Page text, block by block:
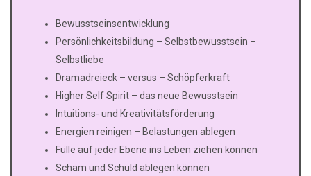
Bewusstseinsentwicklung
Persönlichkeitsbildung – Selbstbewusstsein –
Selbstliebe
Dramadreieck – versus – Schöpferkraft
Higher Self Spirit – das neue Bewusstsein
Intuitions- und Kreativitätsförderung
Energien reinigen – Belastungen ablegen
Fülle auf jeder Ebene ins Leben ziehen können
Scham und Schuld ablegen können